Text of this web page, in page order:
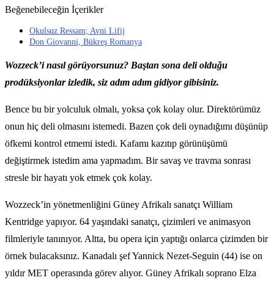
Beğenebileceğin İçerikler
Okulsuz Ressam; Avni Lifij
Don Giovanni, Bükreş Romanya
Wozzeck’i nasıl görüyorsunuz? Baştan sona deli olduğu
prodüksiyonlar izledik, siz adım adım gidiyor gibisiniz.
Bence bu bir yolculuk olmalı, yoksa çok kolay olur. Direktörümüz
onun hiç deli olmasını istemedi. Bazen çok deli oynadığımı düşünüp
öfkemi kontrol etmemi istedi. Kafamı kazıtıp görünüşümü
değiştirmek istedim ama yapmadım. Bir savaş ve travma sonrası
stresle bir hayatı yok etmek çok kolay.
Wozzeck’in yönetmenliğini Güney Afrikalı sanatçı William
Kentridge yapıyor. 64 yaşındaki sanatçı, çizimleri ve animasyon
filmleriyle tanınıyor. Altta, bu opera için yaptığı onlarca çizimden bir
örnek bulacaksınız. Kanadalı şef Yannick Nezet-Seguin (44) ise on
yıldır MET operasında görev alıyor. Güney Afrikalı soprano Elza